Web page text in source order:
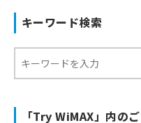
キーワード検索
「Try WiMAX」内の